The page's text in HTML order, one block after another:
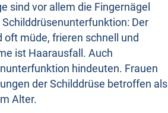
sind vor allem die Fingernägel
Der
müde, frieren schnell und
ist Haarausfall. Auch
hindeuten. Frauen
der Schilddrüse betroffen als
Alter.